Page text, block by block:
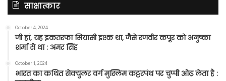
साक्षात्कार
October 4, 2024
जी हां, यह इकतरफा सियासी इश्क था, जैसे रणवीर कपूर को अनुष्का
शर्मा से था : अमर सिंह
October 1, 2024
भारत का कथित सेक्युलर वर्ग मुस्लिम कट्टरपंथ पर चुप्पी ओढ़ लेता है :